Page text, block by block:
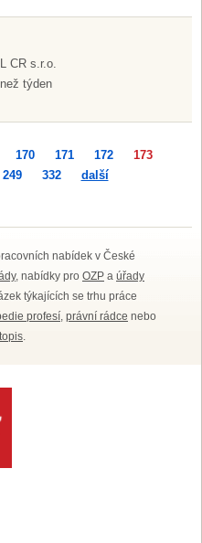
CR s.r.o.
týden
170 171 172
173
249 332 další
nabídek v České
, nabídky pro OZP a úřady
týkajících se trhu práce
profesí, právní rádce nebo
.